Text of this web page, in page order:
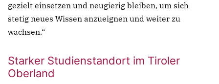
gezielt einsetzen und neugierig bleiben, um sich
stetig neues Wissen anzueignen und weiter zu
wachsen.“
Starker Studienstandort im Tiroler
Oberland